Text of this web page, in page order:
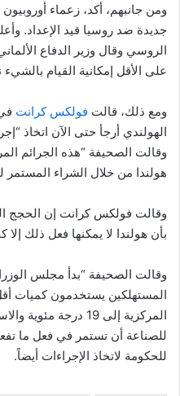
ومن جانبهم، أكد، زعماء
جديدة ضد روسيا قيد الإعداد.
الروسي وقال وزير الدفاع
على الأقل إمكانية القيام
ومع ذلك، قالت فولكس كرانت
الهولندي أرجأ حتى الآن اتخاذ
وقالت الصحيفة “هذه الجرائم
هولندا من خلال الشراء المستمر
وقالت فولكس كرانت إن الحجج
بأن هولندا لا يمكنها فعل ذلك
وقالت الصحيفة “بدأ مجلس
المستهلكين يستخدمون كميات
المركزية إلى 19
للصناعة أن تستمر في فعل ما
للحكومة لاتخاذ الإجراءات أيضاً.